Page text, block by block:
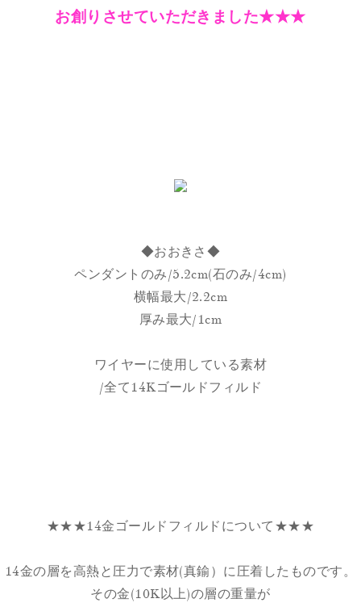
お創りさせていただきました★★★
◆おおきさ◆
ペンダントのみ/5.2cm(石のみ/4cm)
横幅最大/2.2cm
厚み最大/1cm
ワイヤーに使用している素材
/全て14Kゴールドフィルド
★★★14金ゴールドフィルドについて★★★
14金の層を高熱と圧力で素材(真鍮）に圧着したものです。
その金(10K以上)の層の重量が